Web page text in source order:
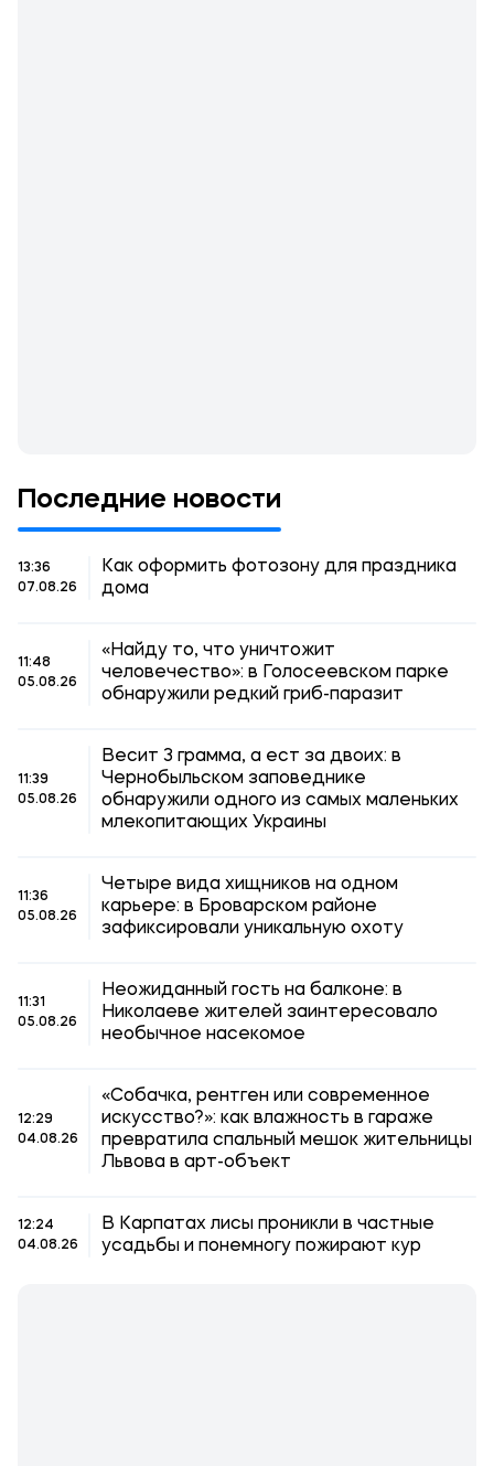
Последние новости
13:36
07.08.26
Как оформить фотозону для праздника
дома
11:48
05.08.26
«Найду то, что уничтожит
человечество»: в Голосеевском парке
обнаружили редкий гриб-паразит
11:39
05.08.26
Весит 3 грамма, а ест за двоих: в
Чернобыльском заповеднике
обнаружили одного из самых маленьких
млекопитающих Украины
11:36
05.08.26
Четыре вида хищников на одном
карьере: в Броварском районе
зафиксировали уникальную охоту
11:31
05.08.26
Неожиданный гость на балконе: в
Николаеве жителей заинтересовало
необычное насекомое
12:29
04.08.26
«Собачка, рентген или современное
искусство?»: как влажность в гараже
превратила спальный мешок жительницы
Львова в арт-объект
12:24
04.08.26
В Карпатах лисы проникли в частные
усадьбы и понемногу пожирают кур